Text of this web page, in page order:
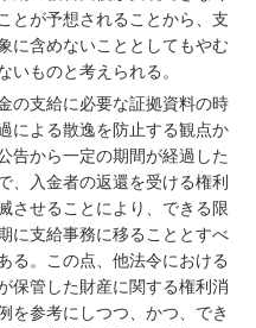
とが予想されることから、支
に含めないこととしてもやむ
いものと考えられる。
の支給に必要な証拠資料の時
による散逸を防止する観点か
告から一定の期間が経過した
、入金者の返還を受ける権利
させることにより、できる限
に支給事務に移ることとすべ
る。この点、他法令における
保管した財産に関する権利消
を参考にしつつ、かつ、でき